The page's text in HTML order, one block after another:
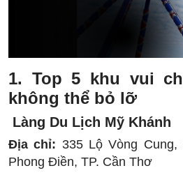
1. Top 5 khu vui
không thể bỏ lỡ
Làng Du Lịch Mỹ Khánh
Địa chỉ: 335 Lộ Vòng
Phong Điền, TP. Cần Thơ